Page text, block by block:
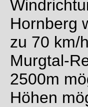
Hornberg
zu 70 km/
Murgtal-
2500m
Höhen